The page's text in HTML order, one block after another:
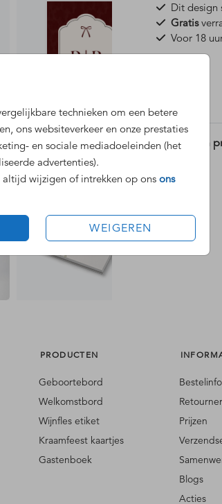
technieken om een betere
ons websiteverkeer en onze prestaties
en sociale mediadoeleinden (het
advertenties).
wijzigen of intrekken op ons ons
WEIGEREN
gastenboek
Dit design
Gratis
Voor 18
Formaten en
PRODUCTEN
Geboortebord
Welkomstbord
Wijnfles etiket
Kraamfeest kaartjes
Gastenboek
Prijzen
Blogs
Acties